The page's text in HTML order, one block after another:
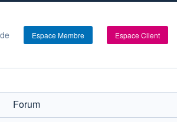
Espace Membre Espace Client
Forum